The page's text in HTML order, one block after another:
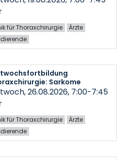
für Thoraxchirurgie
Ärzte
Sarkome
26.08.2026, 7:00-7:45
für Thoraxchirurgie
Ärzte